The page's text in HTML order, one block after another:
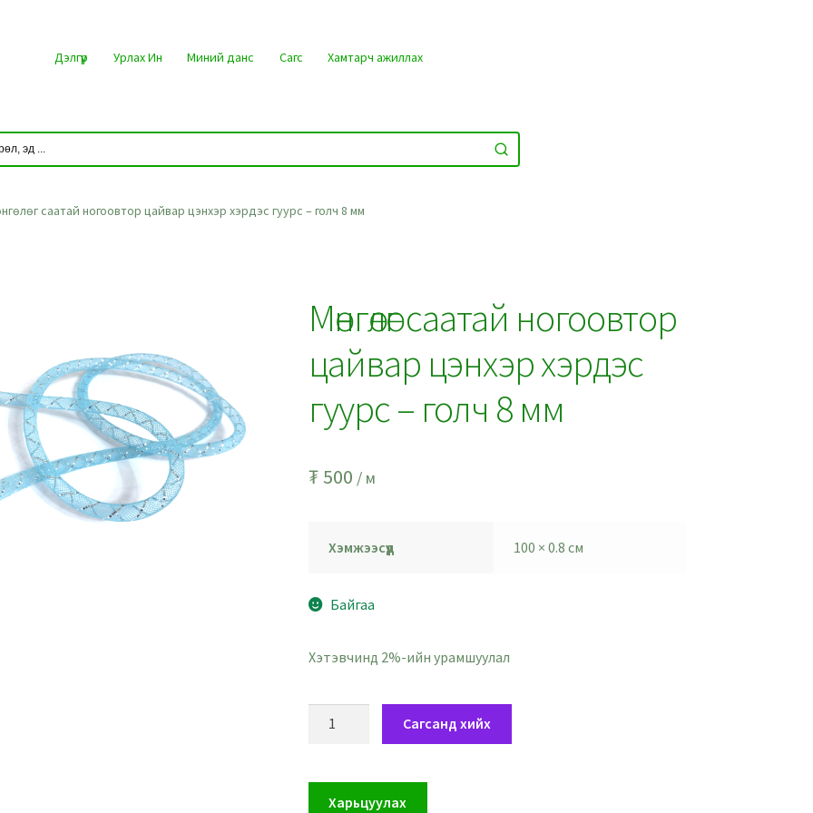
Дэлгүүр Урлах Ин Миний данс Сагс Хамтарч ажиллах
саатай ногоовтор цайвар цэнхэр хэрдэс гуурс – голч 8 мм
Мөнгөлөг саатай ногоовтор
цайвар цэнхэр хэрдэс
гуурс – голч 8 мм
₮500 / м
Хэмжээсүүд 100 × 0.8 см
Байгаа
Хэтэвчинд 2%-ийн урамшуулал
цайвар
цэнхэр
Сагсанд хийх
Харьцуулах